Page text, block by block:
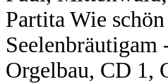
Partita Wie
Seelenbräutigam
Orgelbau, CD 1,